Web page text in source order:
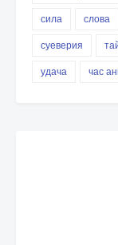
сила
слова
суеверия
удача
час